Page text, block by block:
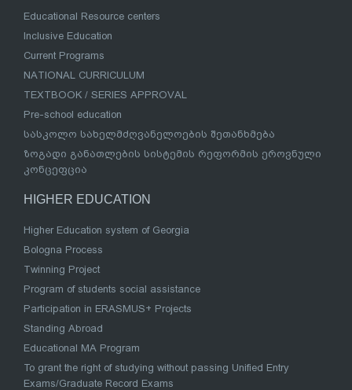
Educational Resource centers
Inclusive Education
Current Programs
NATIONAL CURRICULUM
TEXTBOOK / SERIES APPROVAL
Pre-school education
სასკოლო სახელმძღვანელოების შეთანხმება
ზოგადი განათლების სისტემის რეფორმის ეროვნული
კონცეფცია
HIGHER EDUCATION
Higher Education system of Georgia
Bologna Process
Twinning Project
Program of students social assistance
Participation in ERASMUS+ Projects
Standing Abroad
Educational MA Program
To grant the right of studying without passing Unified Entry
Exams/Graduate Record Exams